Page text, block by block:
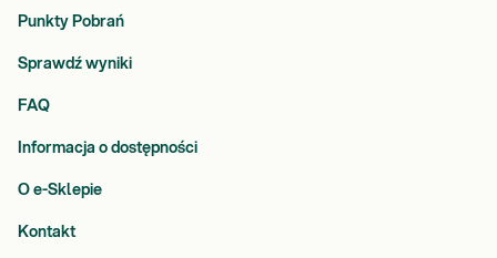
Punkty Pobrań
Sprawdź wyniki
FAQ
Informacja o dostępności
O e-Sklepie
Kontakt